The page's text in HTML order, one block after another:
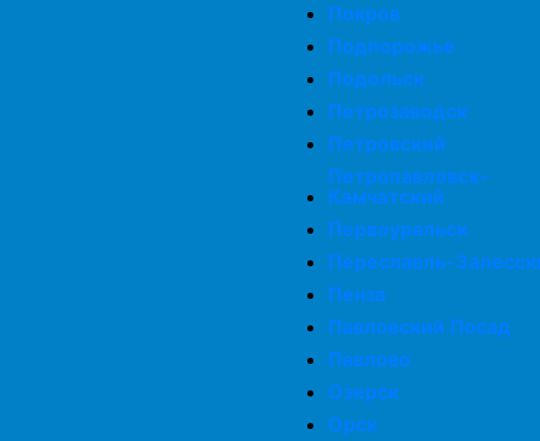
Покров
Подпорожье
Подольск
Петрозаводск
Петровский
Петропавловск-
Камчатский
Первоуральск
Переславль-
Пенза
Павловский Посад
Павлово
Озерск
Орск